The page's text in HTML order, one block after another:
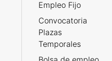
Empleo Fijo
Convocatoria
Plazas
Temporales